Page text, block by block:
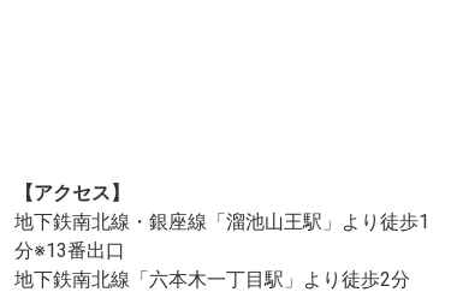
【アクセス】
地下鉄南北線・銀座線「溜池山王駅」より徒歩1
分※13番出口
地下鉄南北線「六本木一丁目駅」より徒歩2分